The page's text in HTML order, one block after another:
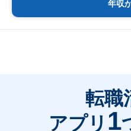
年収
転職
アプリ 1